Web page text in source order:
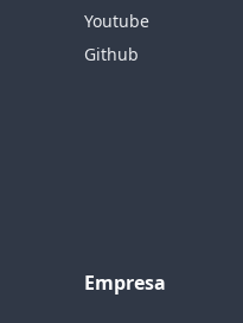
Youtube
Github
Empresa